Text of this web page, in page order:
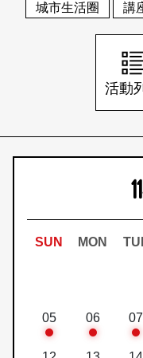
刊物索取地點
刊登活動
日本語
城市生活圈
講
活動
SUN MON
05 06 07